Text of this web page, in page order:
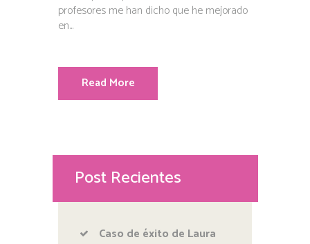
profesores me han dicho que he mejorado
en...
Read More
Post Recientes
Caso de éxito de Laura